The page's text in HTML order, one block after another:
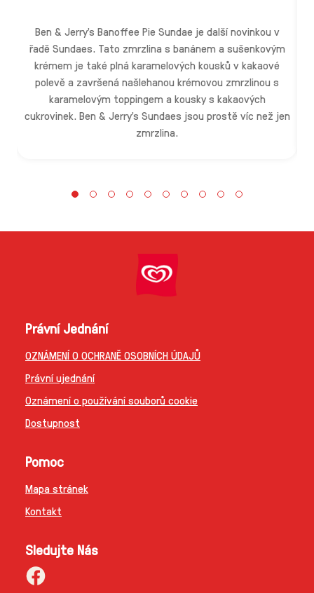
Ben & Jerry's Banoffee Pie Sundae je další novinkou v
řadě Sundaes. Tato zmrzlina s banánem a sušenkovým
krémem je také plná karamelových kousků v kakaové
polevě a završená našlehanou krémovou zmrzlinou s
karamelovým toppingem a kousky s kakaových
cukrovinek. Ben & Jerry's Sundaes jsou prostě víc než jen
zmrzlina.
Právní Jednání
OZNÁMENÍ O OCHRANĚ OSOBNÍCH ÚDAJŮ
Právní ujednání
Oznámení o používání souborů cookie
Dostupnost
Pomoc
Mapa stránek
Kontakt
Sledujte Nás